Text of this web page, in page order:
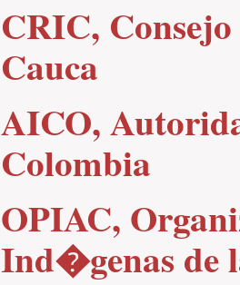
CRIC,
Cauca
AICO,
Colombia
OPIAC,
Ind�genas de